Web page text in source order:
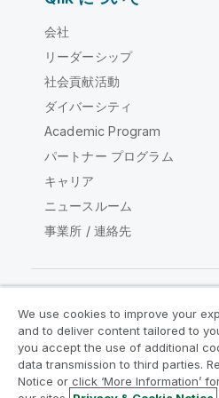
会社
リーダーシップ
社会貢献活動
ダイバーシティ
Academic Program
パートナー プログラム
キャリア
ニュースルーム
事業所 / 連絡先
Qlik コミュニ
法的契約 製品規約
リーガルポリシー
利用規約
We use cookies to improve your
and to deliver content tailored to
you accept the use of additional
data transmission to third parties.
Notice or click ‘More Information’